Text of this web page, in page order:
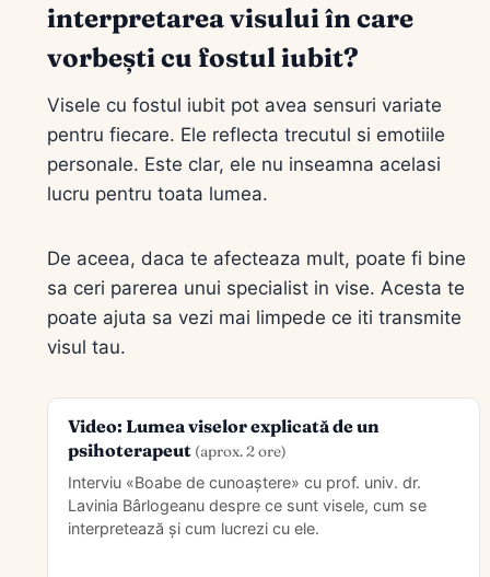
interpretarea visului în care
vorbești cu fostul iubit?
Visele cu fostul iubit pot avea sensuri variate
pentru fiecare. Ele reflecta trecutul si emotiile
personale. Este clar, ele nu inseamna acelasi
lucru pentru toata lumea.
De aceea, daca te afecteaza mult, poate fi bine
sa ceri parerea unui specialist in vise. Acesta te
poate ajuta sa vezi mai limpede ce iti transmite
visul tau.
Video: Lumea viselor explicată de un
psihoterapeut (aprox. 2 ore)
Interviu «Boabe de cunoaștere» cu prof. univ. dr.
Lavinia Bârlogeanu despre ce sunt visele, cum se
interpretează și cum lucrezi cu ele.